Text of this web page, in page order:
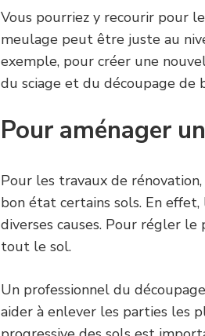
Vous pourriez y recourir pour
meulage peut être juste au
exemple, pour créer une
du sciage et du découpage de
Pour aménager
Pour les travaux de
bon état certains sols. En
diverses causes. Pour régler le
tout le sol.
Un professionnel du
aider à enlever les parties les